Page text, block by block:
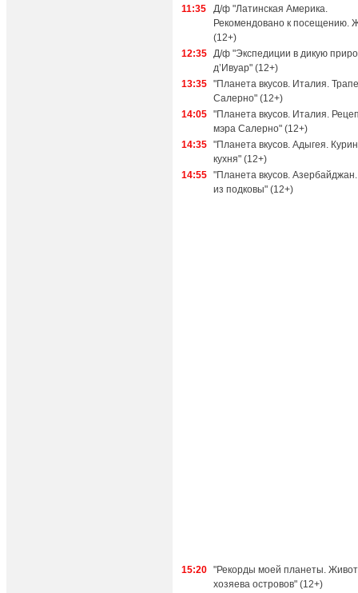
11:35
Д/ф "Латинская Америка.
Рекомендовано к посещению.
(12+)
12:35 Д/ф "Экспедиции в дикую
д’Ивуар" (12+)
13:35 "Планета вкусов. Италия.
Салерно" (12+)
14:05 "Планета вкусов. Италия.
мэра Салерно" (12+)
14:35 "Планета вкусов. Адыгея.
кухня" (12+)
14:55 "Планета вкусов.
из подковы" (12+)
15:20 "Рекорды моей планеты.
хозяева островов" (12+)